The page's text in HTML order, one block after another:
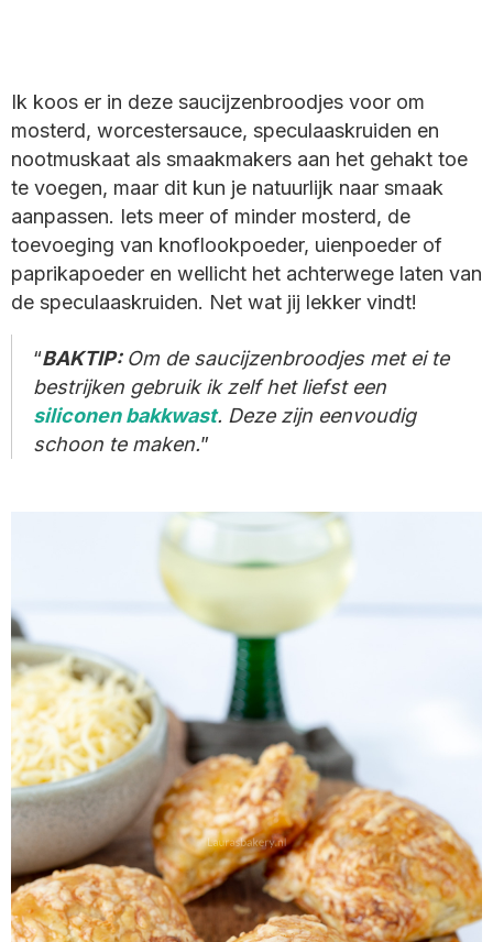
Ik koos er in deze saucijzenbroodjes voor om
mosterd, worcestersauce, speculaaskruiden en
nootmuskaat als smaakmakers aan het gehakt toe
te voegen, maar dit kun je natuurlijk naar smaak
aanpassen. Iets meer of minder mosterd, de
toevoeging van knoflookpoeder, uienpoeder of
paprikapoeder en wellicht het achterwege laten van
de speculaaskruiden. Net wat jij lekker vindt!
BAKTIP: Om de saucijzenbroodjes met ei te
bestrijken gebruik ik zelf het liefst een
siliconen bakkwast. Deze zijn eenvoudig
schoon te maken.